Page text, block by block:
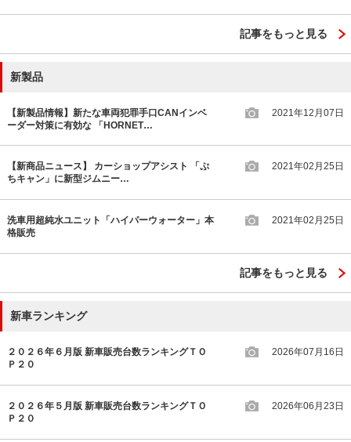
記事をもっと見る
新製品
【新製品情報】新たな車両犯罪手口CANインベ
ーダー対策に有効な 「HORNET…
2021年12月07日
【新商品ニュース】 カーショップアシスト 「ぷ
ちキャン」に新型ジムニー…
2021年02月25日
洗車用超純水ユニット「ハイパーウォーター」本
格販売
2021年02月25日
記事をもっと見る
新車ランキング
２０２６年６月版 新車販売台数ランキングＴＯ
Ｐ２０
2026年07月16日
２０２６年５月版 新車販売台数ランキングＴＯ
Ｐ２０
2026年06月23日